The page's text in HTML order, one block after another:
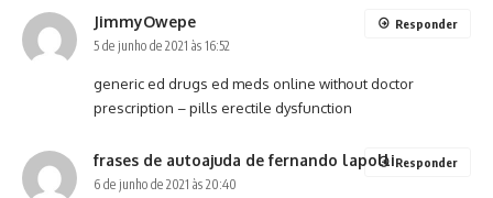
JimmyOwepe
5 de junho de 2021 às 16:52
generic ed drugs ed meds online without doctor
prescription – pills erectile dysfunction
Responder
frases de autoajuda de fernando lapolli
6 de junho de 2021 às 20:40
Responder